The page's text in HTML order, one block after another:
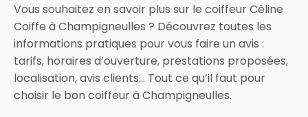
Vous souhaitez en savoir plus sur le coiffeur Céline
Coiffe à Champigneulles ? Découvrez toutes les
informations pratiques pour vous faire un avis :
tarifs, horaires d’ouverture, prestations proposées,
localisation, avis clients… Tout ce qu’il faut pour
choisir le bon coiffeur à Champigneulles.